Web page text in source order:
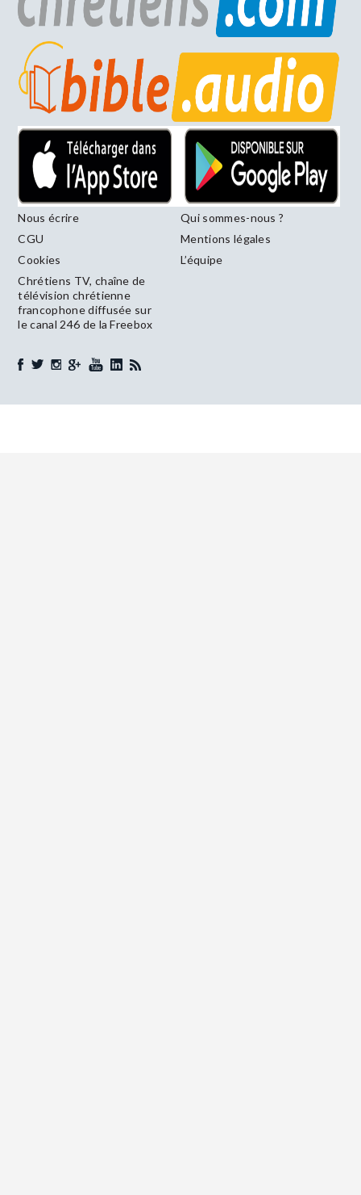
Nous écrire
Qui sommes-nous ?
CGU
Mentions légales
Cookies
L’équipe
Chrétiens TV, chaîne de
télévision chrétienne
francophone diffusée sur
le canal 246 de la Freebox